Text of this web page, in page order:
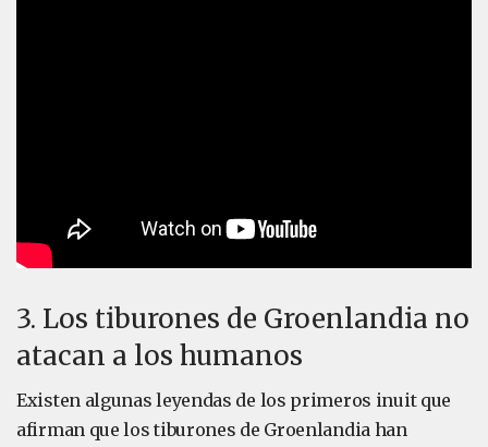
3. Los tiburones de Groenlandia no
atacan a los humanos
Existen algunas leyendas de los primeros inuit que
afirman que los tiburones de Groenlandia han